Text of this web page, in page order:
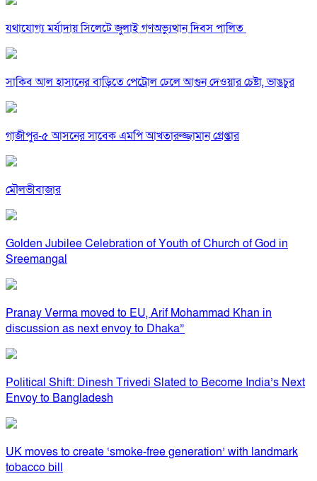
যথাযোগ্য মর্যাদায় সিলেটে জুলাই গণঅভ্যুত্থান দিবস পালিত
সাকিব আল হাসানের বাড়িতে পেট্রোল ঢেলে আগুন দেওয়ার চেষ্টা, ভাঙচুর
গাজীপুর-৫ আসনের সাবেক এমপি আখতারুজ্জামান গ্রেপ্তার
মৌলভীবাজার
Golden Jubilee Celebration of Youth of Church of God in
Sreemangal
Pranay Verma moved to EU, Arif Mohammad Khan in
discussion as next envoy to Dhaka”
Political Shift: Dinesh Trivedi Slated to Become India’s Next
Envoy to Bangladesh
UK moves to create ‘smoke-free generation’ with landmark
tobacco bill